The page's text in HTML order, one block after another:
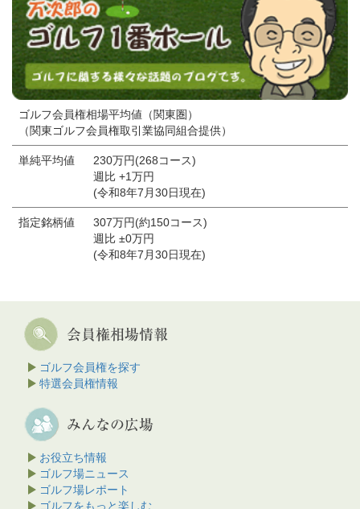
ゴルフ会員権相場平均値（関東圏）
（関東ゴルフ会員権取引業協同組合提供）
単純平均値
230万円(268コース)
週比 +1万円
(令和8年7月30日現在)
指定銘柄値
307万円(約150コース)
週比 ±0万円
(令和8年7月30日現在)
ゴルフ会員権を探す
特選会員権情報
お役立ち情報
ゴルフ場ニュース
ゴルフ場レポート
ゴルフをもっと楽しむ